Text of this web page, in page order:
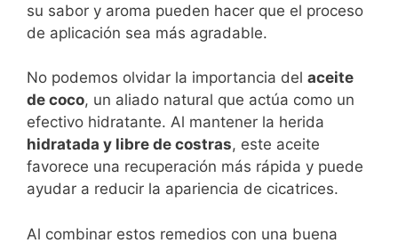
su sabor y aroma pueden hacer que el proceso
de aplicación sea más agradable.
No podemos olvidar la importancia del aceite
de coco, un aliado natural que actúa como un
efectivo hidratante. Al mantener la herida
hidratada y libre de costras, este aceite
favorece una recuperación más rápida y puede
ayudar a reducir la apariencia de cicatrices.
Al combinar estos remedios con una buena